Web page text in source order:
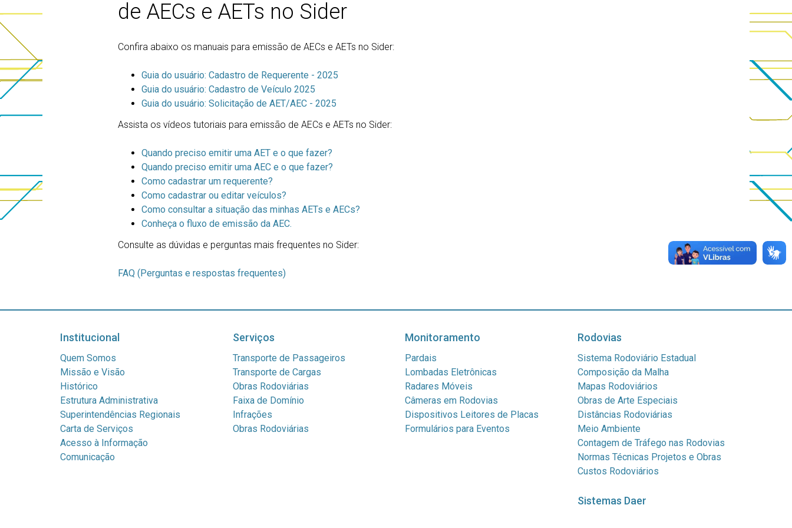
de AECs e AETs no Sider
Confira abaixo os manuais para emissão de AECs e AETs no Sider:
Guia do usuário: Cadastro de Requerente - 2025
Guia do usuário: Cadastro de Veículo 2025
Guia do usuário: Solicitação de AET/AEC - 2025
Assista os vídeos tutoriais para emissão de AECs e AETs no Sider:
Quando preciso emitir uma AET e o que fazer?
Quando preciso emitir uma AEC e o que fazer?
Como cadastrar um requerente?
Como cadastrar ou editar veículos?
Como consultar a situação das minhas AETs e AECs?
Conheça o fluxo de emissão da AEC.
Consulte as dúvidas e perguntas mais frequentes no Sider:
FAQ (Perguntas e respostas frequentes)
Institucional
Quem Somos
Missão e Visão
Histórico
Estrutura Administrativa
Superintendências Regionais
Carta de Serviços
Acesso à Informação
Comunicação
Serviços
Transporte de Passageiros
Transporte de Cargas
Obras Rodoviárias
Faixa de Domínio
Infrações
Obras Rodoviárias
Monitoramento
Pardais
Lombadas Eletrônicas
Radares Móveis
Câmeras em Rodovias
Dispositivos Leitores de Placas
Formulários para Eventos
Rodovias
Sistema Rodoviário Estadual
Composição da Malha
Mapas Rodoviários
Obras de Arte Especiais
Distâncias Rodoviárias
Meio Ambiente
Contagem de Tráfego nas Rodovias
Normas Técnicas Projetos e Obras
Custos Rodoviários
Sistemas Daer